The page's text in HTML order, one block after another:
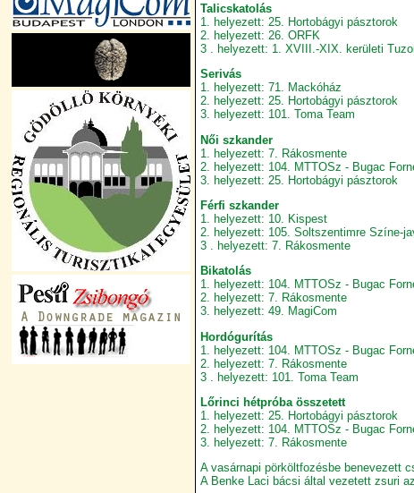
Talicskatolás
1. helyezett: 25. Hortobágyi pásztorok
2. helyezett: 26. ORFK
3 . helyezett: 1. XVIII.-XIX. kerületi
Serivás
1. helyezett: 71. Mackóház
2. helyezett: 25. Hortobágyi pásztorok
3. helyezett: 101. Toma Team
Női szkander
1. helyezett: 7. Rákosmente
2. helyezett: 104. MTTOSz - Bugac
3. helyezett: 25. Hortobágyi pásztorok
Férfi szkander
1. helyezett: 10. Kispest
2. helyezett: 105. Soltszentimre Színe-
3 . helyezett: 7. Rákosmente
Bikatolás
1. helyezett: 104. MTTOSz - Bugac
2. helyezett: 7. Rákosmente
3. helyezett: 49. MagiCom
Hordógurítás
1. helyezett: 104. MTTOSz - Bugac
2. helyezett: 7. Rákosmente
3 . helyezett: 101. Toma Team
Lőrinci hétpróba összetett
1. helyezett: 25. Hortobágyi pásztorok
2. helyezett: 104. MTTOSz - Bugac
3. helyezett: 7. Rákosmente
A vasárnapi pörköltfozésbe benevezett
A Benke Laci bácsi által vezetett zsuri